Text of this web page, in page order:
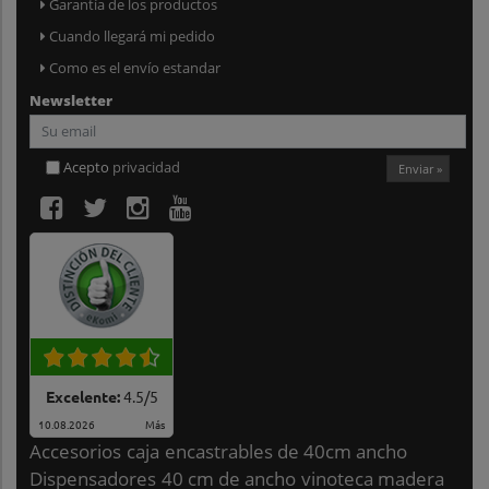
Garantía de los productos
Cuando llegará mi pedido
Como es el envío estandar
Newsletter
Acepto privacidad Enviar »
Excelente:4.5/5
10.08.2026 Más
Accesorios caja encastrables de 40cm ancho
Dispensadores 40 cm de ancho vinoteca madera